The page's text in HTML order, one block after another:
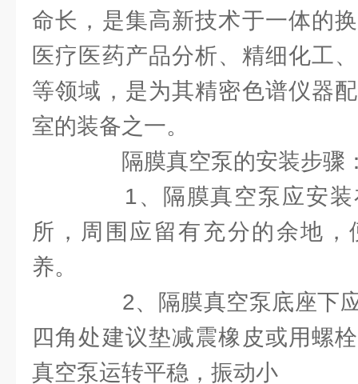
命长，是集高新技术于一体的
医疗医药产品分析、精细化工
等领域，是为其精密色谱仪器
室的装备之一。
隔膜真空泵的安装步骤
1、隔膜真空泵应安装
所，周围应留有充分的余地
养。
2、隔膜真空泵底座下应
四角处建议垫减震橡皮或用螺
真空泵运转平稳，振动小